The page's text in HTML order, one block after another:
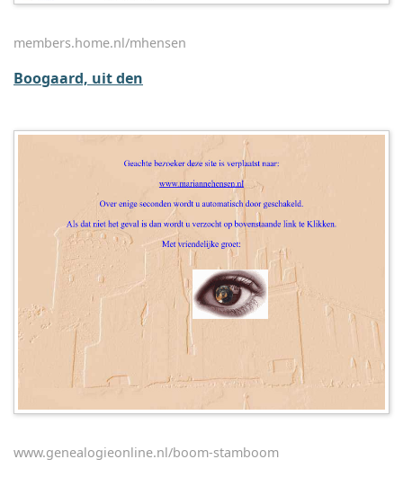
members.home.nl/mhensen
Boogaard, uit den
www.genealogieonline.nl/boom-stamboom